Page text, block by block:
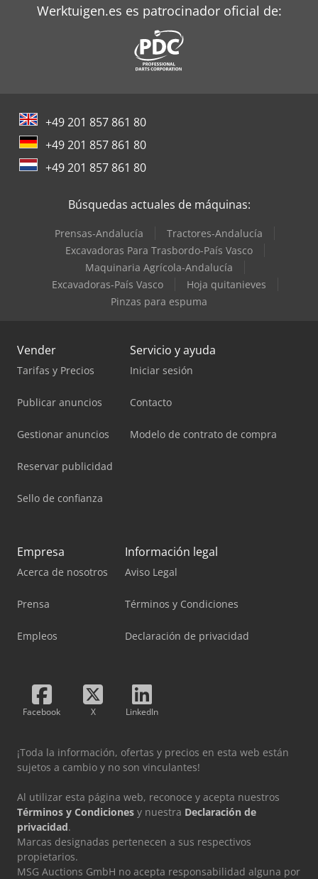
Werktuigen.es es patrocinador oficial de:
+49 201 857 861 80
+49 201 857 861 80
+49 201 857 861 80
Búsquedas actuales de máquinas:
Prensas-Andalucía
Tractores-Andalucía
Excavadoras Para Trasbordo-País Vasco
Maquinaria Agrícola-Andalucía
Excavadoras-País Vasco
Hoja quitanieves
Pinzas para espuma
Vender
Tarifas y Precios
Publicar anuncios
Gestionar anuncios
Reservar publicidad
Sello de confianza
Servicio y ayuda
Iniciar sesión
Contacto
Modelo de contrato de compra
Empresa
Acerca de nosotros
Prensa
Empleos
Información legal
Aviso Legal
Términos y Condiciones
Declaración de privacidad
Facebook X LinkedIn
¡Toda la información, ofertas y precios en esta web están
sujetos a cambio y no son vinculantes!
Al utilizar esta página web, reconoce y acepta nuestros
Términos y Condiciones y nuestra Declaración de
privacidad.
Marcas designadas pertenecen a sus respectivos
propietarios.
MSG Auctions GmbH no acepta responsabilidad alguna por